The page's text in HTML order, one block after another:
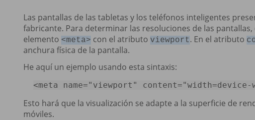
Las pantallas de las tabletas y los teléfonos inteligentes
fabricante. Para determinar las resoluciones de las
elemento <meta> con el atributo viewport. En el atributo
anchura física de la pantalla.
He aquí un ejemplo usando esta sintaxis:
<meta name="viewport" content="width=device-
Esto hará que la visualización se adapte a la superficie de
móviles.